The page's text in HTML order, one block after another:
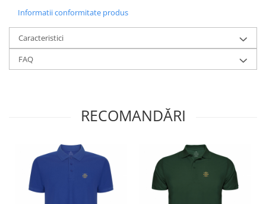
Informatii conformitate produs
Caracteristici
FAQ
RECOMANDĂRI